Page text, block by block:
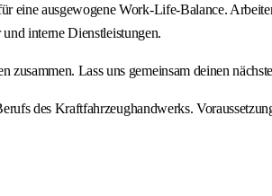
eine ausgewogene Work-Life-Balance.
interne Dienstleistungen.
Lass uns gemeinsam deinen
des Kraftfahrzeughandwerks.